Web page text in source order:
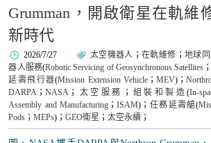
Grumman，開啟衛星在軌維
新時代
2026/7/27 太空機器人 ； 在軌維修 ； 地球
器人服務(Robotic Servicing of Geosynchronous Satellites
延壽飛行器(Mission Extension Vehicle ；MEV)；
DARPA ；NASA ； 太空服務 ； 組裝和製造(In-
Assembly and Manufacturing； ISAM)； 任務延壽艙(
Pods ；MEPs)；GEO衛星 ；太空永續 ；